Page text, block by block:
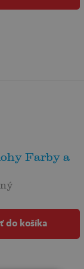
Farby a
do košíka